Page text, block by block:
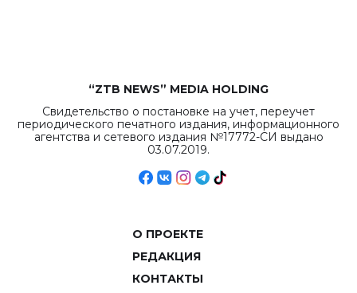
“ZTB NEWS” MEDIA HOLDING
Свидетельство о постановке на учет, переучет
периодического печатного издания, информационного
агентства и сетевого издания №17772-СИ выдано
03.07.2019.
О ПРОЕКТЕ
РЕДАКЦИЯ
КОНТАКТЫ